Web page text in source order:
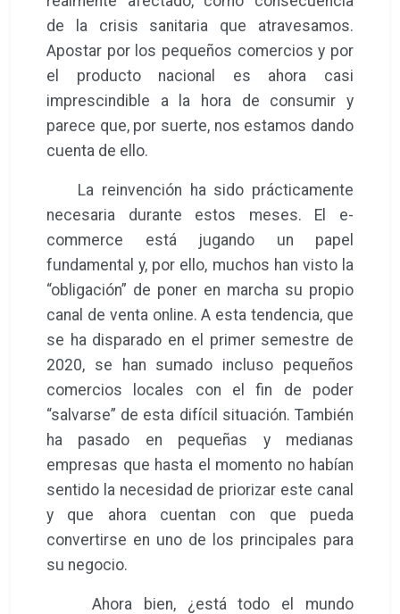
de la crisis sanitaria que atravesamos.
Apostar por los pequeños comercios y por
el producto nacional es ahora casi
imprescindible a la hora de consumir y
parece que, por suerte, nos estamos dando
cuenta de ello.
La reinvención ha sido prácticamente
necesaria durante estos meses. El e-
commerce está jugando un papel
fundamental y, por ello, muchos han visto la
“obligación” de poner en marcha su propio
canal de venta online. A esta tendencia, que
se ha disparado en el primer semestre de
2020, se han sumado incluso pequeños
comercios locales con el fin de poder
“salvarse” de esta difícil situación. También
ha pasado en pequeñas y medianas
empresas que hasta el momento no habían
sentido la necesidad de priorizar este canal
y que ahora cuentan con que pueda
convertirse en uno de los principales para
su negocio.
Ahora bien, ¿está todo el mundo